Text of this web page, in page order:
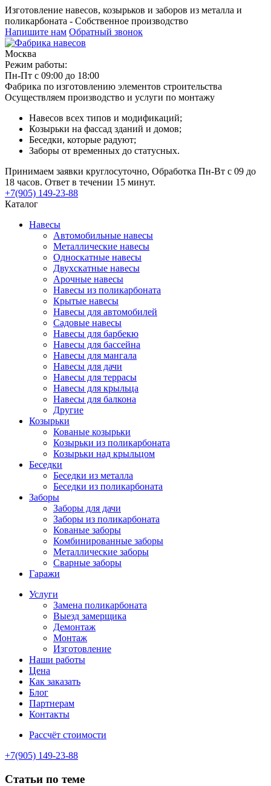
Изготовление навесов, козырьков и заборов из металла и
поликарбоната - Собственное производство
Напишите нам Обратный звонок
Москва
Режим работы:
Пн-Пт с 09:00 до 18:00
Фабрика по изготовлению элементов строительства
Осуществляем производство и услуги по монтажу
Навесов всех типов и модификаций;
Козырьки на фассад зданий и домов;
Беседки, которые радуют;
Заборы от временных до статусных.
Принимаем заявки круглосуточно, Обработка Пн-Вт с 09 до
18 часов. Ответ в течении 15 минут.
+7(905) 149-23-88
Каталог
Навесы
Автомобильные навесы
Металлические навесы
Односкатные навесы
Двухскатные навесы
Арочные навесы
Навесы из поликарбоната
Крытые навесы
Навесы для автомобилей
Садовые навесы
Навесы для барбекю
Навесы для бассейна
Навесы для мангала
Навесы для дачи
Навесы для террасы
Навесы для крыльца
Навесы для балкона
Другие
Козырьки
Кованые козырьки
Козырьки из поликарбоната
Козырьки над крыльцом
Беседки
Беседки из металла
Беседки из поликарбоната
Заборы
Заборы для дачи
Заборы из поликарбоната
Кованые заборы
Комбинированные заборы
Металлические заборы
Сварные заборы
Гаражи
Услуги
Замена поликарбоната
Выезд замерщика
Демонтаж
Монтаж
Изготовление
Наши работы
Цена
Как заказать
Блог
Партнерам
Контакты
Рассчёт стоимости
+7(905) 149-23-88
Статьи по теме